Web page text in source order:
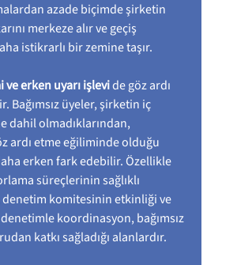
azade biçimde şirketin
merkeze alır ve geçiş
istikrarlı bir zemine taşır.
ve erken uyarı işlevi de göz ardı
Bağımsız üyeler, şirketin iç
dahil olmadıklarından,
ardı etme eğiliminde olduğu
erken fark edebilir. Özellikle
süreçlerinin sağlıklı
komitesinin etkinliği ve
denetimle koordinasyon, bağımsız
katkı sağladığı alanlardır.